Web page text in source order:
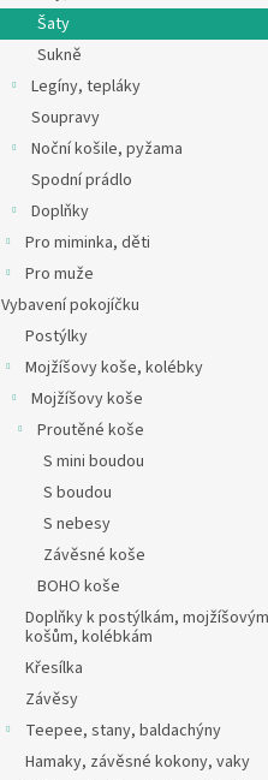
Šaty
Sukně
Legíny, tepláky
Soupravy
Noční košile, pyžama
Spodní prádlo
Doplňky
Pro miminka, děti
Pro muže
Vybavení pokojíčku
Postýlky
Mojžíšovy koše, kolébky
Mojžíšovy koše
Proutěné koše
S mini boudou
S boudou
S nebesy
Závěsné koše
BOHO koše
Doplňky k postýlkám, mojžíšovým
košům, kolébkám
Křesílka
Závěsy
Teepee, stany, baldachýny
Hamaky, závěsné kokony, vaky